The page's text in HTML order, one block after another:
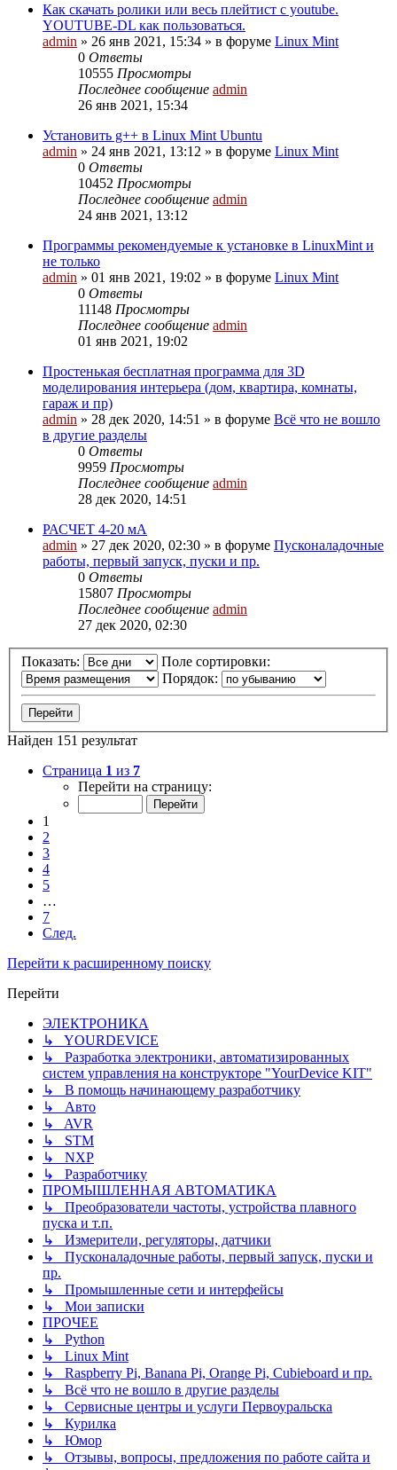
Как скачать ролики или весь плейтист с youtube.
YOUTUBE-DL как пользоваться.
admin » 26 янв 2021, 15:34 » в форуме Linux Mint
0 Ответы
10555 Просмотры
Последнее сообщение admin
26 янв 2021, 15:34
Установить g++ в Linux Mint Ubuntu
admin » 24 янв 2021, 13:12 » в форуме Linux Mint
0 Ответы
10452 Просмотры
Последнее сообщение admin
24 янв 2021, 13:12
Программы рекомендуемые к установке в LinuxMint и
не только
admin » 01 янв 2021, 19:02 » в форуме Linux Mint
0 Ответы
11148 Просмотры
Последнее сообщение admin
01 янв 2021, 19:02
Простенькая бесплатная программа для 3D
моделирования интерьера (дом, квартира, комнаты,
гараж и пр)
admin » 28 дек 2020, 14:51 » в форуме Всё что не вошло
в другие разделы
0 Ответы
9959 Просмотры
Последнее сообщение admin
28 дек 2020, 14:51
РАСЧЕТ 4-20 мА
admin » 27 дек 2020, 02:30 » в форуме Пусконаладочные
работы, первый запуск, пуски и пр.
0 Ответы
15807 Просмотры
Последнее сообщение admin
27 дек 2020, 02:30
Показать:
Поле сортировки:
Порядок:
Найден 151 результат
Страница 1 из 7
Перейти на страницу:
1
2
3
4
5
…
7
След.
Перейти к расширенному поиску
Перейти
ЭЛЕКТРОНИКА
↳ YOURDEVICE
↳ Разработка электроники, автоматизированных
систем управления на конструкторе "YourDevice KIT"
↳ В помощь начинающему разработчику
↳ Авто
↳ AVR
↳ STM
↳ NXP
↳ Разработчику
ПРОМЫШЛЕННАЯ АВТОМАТИКА
↳ Преобразователи частоты, устройства плавного
пуска и т.п.
↳ Измерители, регуляторы, датчики
↳ Пусконаладочные работы, первый запуск, пуски и
пр.
↳ Промышленные сети и интерфейсы
↳ Мои записки
ПРОЧЕЕ
↳ Python
↳ Linux Mint
↳ Raspberry Pi, Banana Pi, Orange Pi, Cubieboard и пр.
↳ Всё что не вошло в другие разделы
↳ Сервисные центры и услуги Первоуральска
↳ Курилка
↳ Юмор
↳ Отзывы, вопросы, предложения по работе сайта и